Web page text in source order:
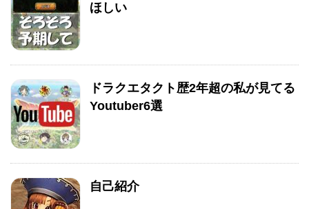
ほしい
ドラクエタクト歴2年超の私が見てる
Youtuber6選
自己紹介